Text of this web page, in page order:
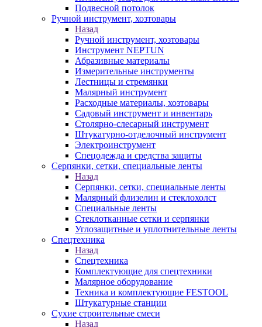
Подвесной потолок
Ручной инструмент, хозтовары
Назад
Ручной инструмент, хозтовары
Инструмент NEPTUN
Абразивные материалы
Измерительные инструменты
Лестницы и стремянки
Малярный инструмент
Расходные материалы, хозтовары
Садовый инструмент и инвентарь
Столярно-слесарный инструмент
Штукатурно-отделочный инструмент
Электроинструмент
Спецодежда и средства защиты
Серпянки, сетки, специальные ленты
Назад
Серпянки, сетки, специальные ленты
Малярный флизелин и стеклохолст
Специальные ленты
Стеклотканные сетки и серпянки
Углозащитные и уплотнительные ленты
Спецтехника
Назад
Спецтехника
Комплектующие для спецтехники
Малярное оборудование
Техника и комплектующие FESTOOL
Штукатурные станции
Сухие строительные смеси
Назад